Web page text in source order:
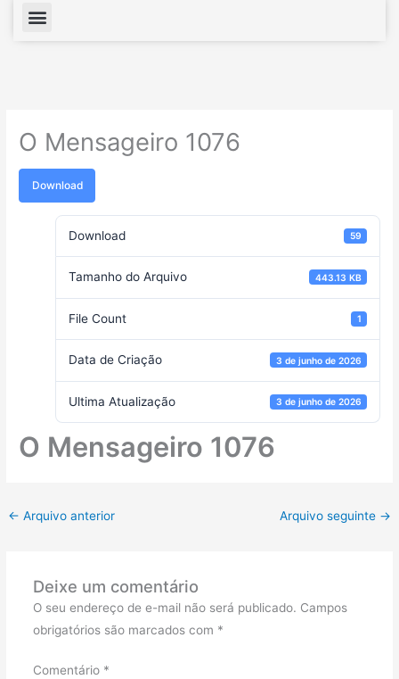
Menu
O Mensageiro 1076
Download
Download 59
Tamanho do Arquivo 443.13 KB
File Count 1
Data de Criação 3 de junho de 2026
Ultima Atualização 3 de junho de 2026
O Mensageiro 1076
← Arquivo anterior Arquivo seguinte →
Deixe um comentário
O seu endereço de e-mail não será publicado. Campos
obrigatórios são marcados com *
Comentário *